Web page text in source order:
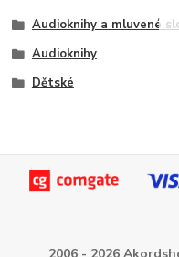
Audioknihy a mluvené
Audioknihy
Dětské